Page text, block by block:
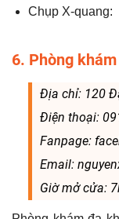
Chụp X-
6. Phòng
Địa chỉ: 120
Điện thoại:
Fanpage:
Email:
Giờ mở cửa: